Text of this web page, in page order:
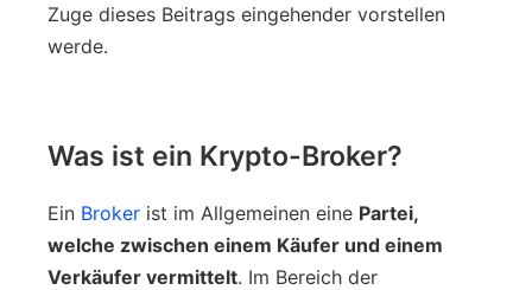
Zuge dieses Beitrags eingehender vorstellen
werde.
Was ist ein Krypto-Broker?
Ein Broker ist im Allgemeinen eine Partei,
welche zwischen einem Käufer und einem
Verkäufer vermittelt. Im Bereich der